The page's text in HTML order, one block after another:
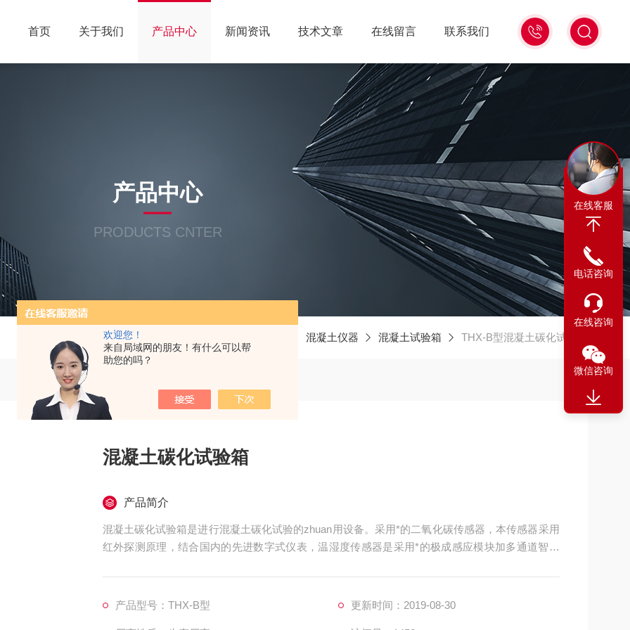
欢迎您！
来自局域网的朋友！有什么可以帮
助您的吗？
0317-
8122880
首页 关于我们 产品中心 新闻资讯 技术文章 在线留言 联系我们
产品中心
PRODUCTS CNTER
混凝土仪器 混凝土试验箱 THX-B型混凝土碳化试验箱
混凝土碳化试验箱
产品简介
混凝土碳化试验箱是进行混凝土碳化试验的zhuan用设备。采用*的二氧化碳传感器，本传感器采用
红外探测原理，结合国内的先进数字式仪表，温湿度传感器是采用*的极成感应模块加多通道智能
随时打印数据、上位机软件全程自动控制、
产品型号：THX-B型 更新时间：2019-08-30
在线客服
电话咨询
在线咨询
微信咨询